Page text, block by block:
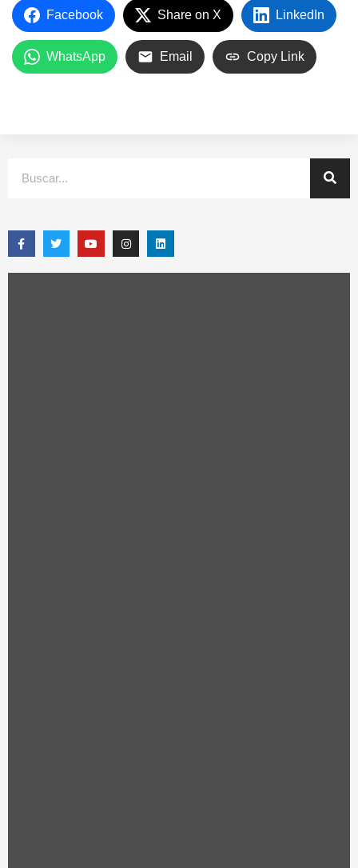
Facebook Share on X LinkedIn
WhatsApp Email Copy Link